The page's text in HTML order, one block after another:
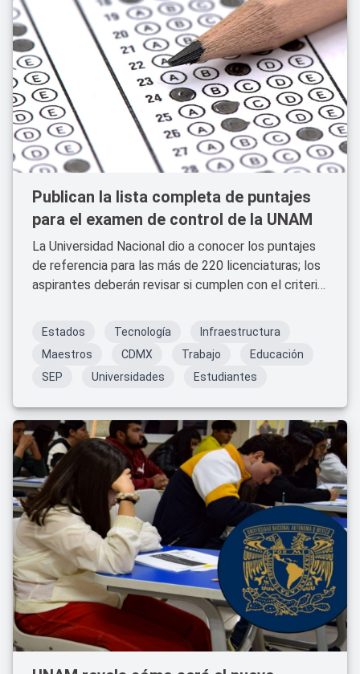
Publican la lista completa de puntajes
para el examen de control de la UNAM
La Universidad Nacional dio a conocer los puntajes
de referencia para las más de 220 licenciaturas; los
aspirantes deberán revisar si cumplen con el criterio
Estados Tecnología
Infraestructura
Maestros
CDMX Trabajo
Educación
SEP
Universidades Estudiantes